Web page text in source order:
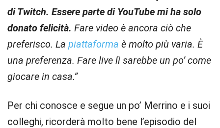
di Twitch. Essere parte di YouTube mi ha solo
donato felicità. Fare video è ancora ciò che
preferisco. La piattaforma è molto più varia. È
una preferenza. Fare live lì sarebbe un po’ come
giocare in casa.”
Per chi conosce e segue un po’ Merrino e i suoi
colleghi, ricorderà molto bene l’episodio del